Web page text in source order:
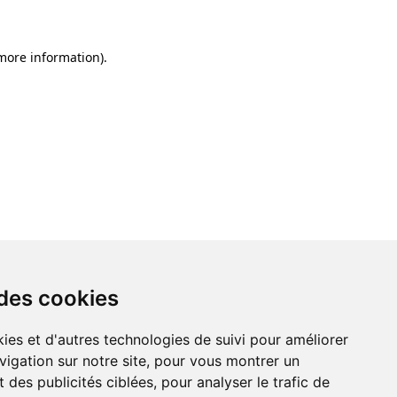
cookies
et d'autres technologies de suivi pour améliorer
sur notre site, pour vous montrer un
des publicités ciblées, pour analyser le trafic de
information).